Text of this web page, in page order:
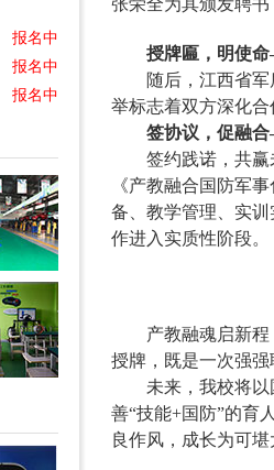
报名中
报名中
报名中
张荣全为其颁发聘
授牌匾，明使命
随后，江西省
举标志着双方深化
签协议，促融合
签约践诺，共
《产教融合国防军
备、教学管理、实
作进入实质性阶段。
产教融魂启新
授牌，既是一次强
未来，我校将
善“技能+国防”的育
良作风，成长为可